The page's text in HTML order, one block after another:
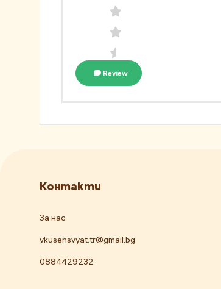
Review
Контакти
За нас
vkusensvyat.tr@gmail.bg
0884429232